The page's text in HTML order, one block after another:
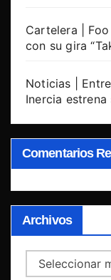
Cartelera |
con su gira
Noticias |
Inercia estrena
Comentarios
Archivos
Archivos